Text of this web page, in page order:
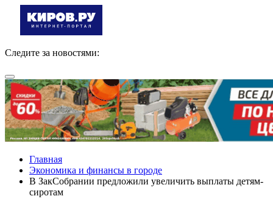
Следите за новостями:
Главная
Экономика и финансы в городе
В ЗакСобрании предложили увеличить выплаты детям-
сиротам